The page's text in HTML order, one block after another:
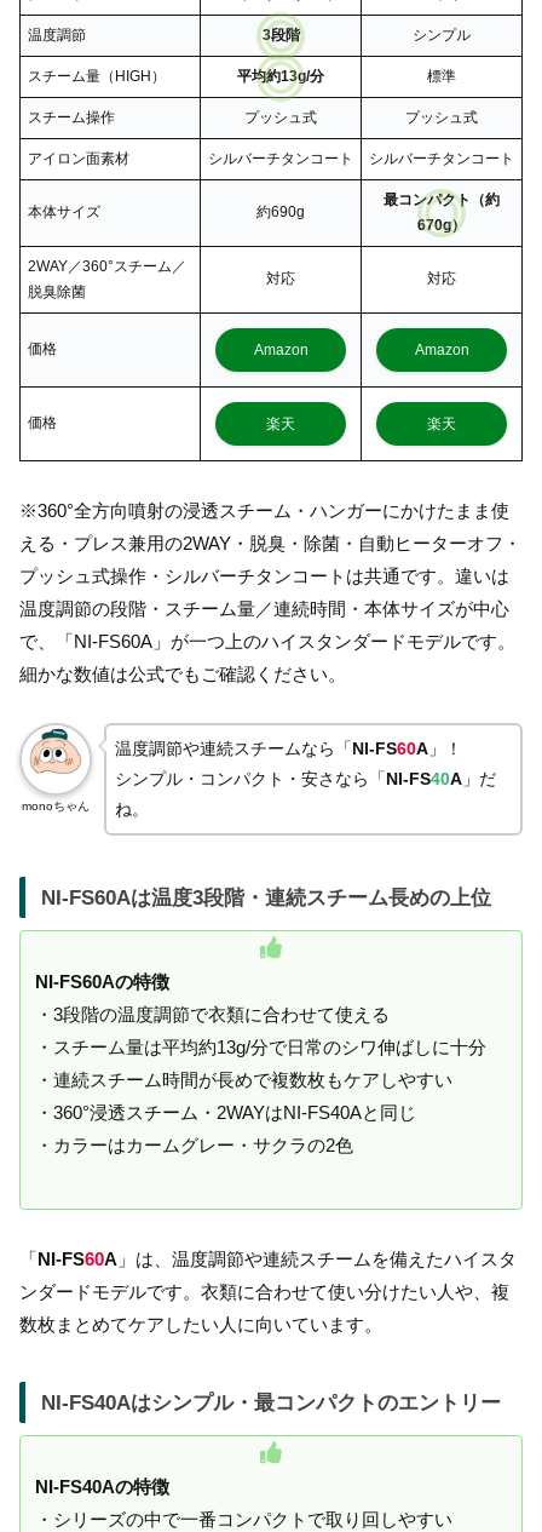
温度調節 3段階 シンプル
スチーム量（HIGH） 平均約13g/分 標準
スチーム操作 プッシュ式 プッシュ式
アイロン面素材 シルバーチタンコート シルバーチタンコート
本体サイズ 約690g
最コンパクト（約
670g）
2WAY／360°スチーム／
脱臭除菌
対応 対応
価格 Amazon Amazon
価格 楽天 楽天
※360°全方向噴射の浸透スチーム・ハンガーにかけたまま使
える・プレス兼用の2WAY・脱臭・除菌・自動ヒーターオフ・
プッシュ式操作・シルバーチタンコートは共通です。違いは
温度調節の段階・スチーム量／連続時間・本体サイズが中心
で、「NI-FS60A」が一つ上のハイスタンダードモデルです。
細かな数値は公式でもご確認ください。
monoちゃん
温度調節や連続スチームなら「NI-FS60A 」！
シンプル・コンパクト・安さなら「NI-FS40A 」だ
ね。
NI-FS60Aは温度3段階・連続スチーム長めの上位
NI-FS60Aの特徴
・3段階の温度調節で衣類に合わせて使える
・スチーム量は平均約13g/分で日常のシワ伸ばしに十分
・連続スチーム時間が長めで複数枚もケアしやすい
・360°浸透スチーム・2WAYはNI-FS40Aと同じ
・カラーはカームグレー・サクラの2色
「NI-FS60A 」は、温度調節や連続スチームを備えたハイスタ
ンダードモデルです。衣類に合わせて使い分けたい人や、複
数枚まとめてケアしたい人に向いています。
NI-FS40Aはシンプル・最コンパクトのエントリー
NI-FS40Aの特徴
・シリーズの中で一番コンパクトで取り回しやすい